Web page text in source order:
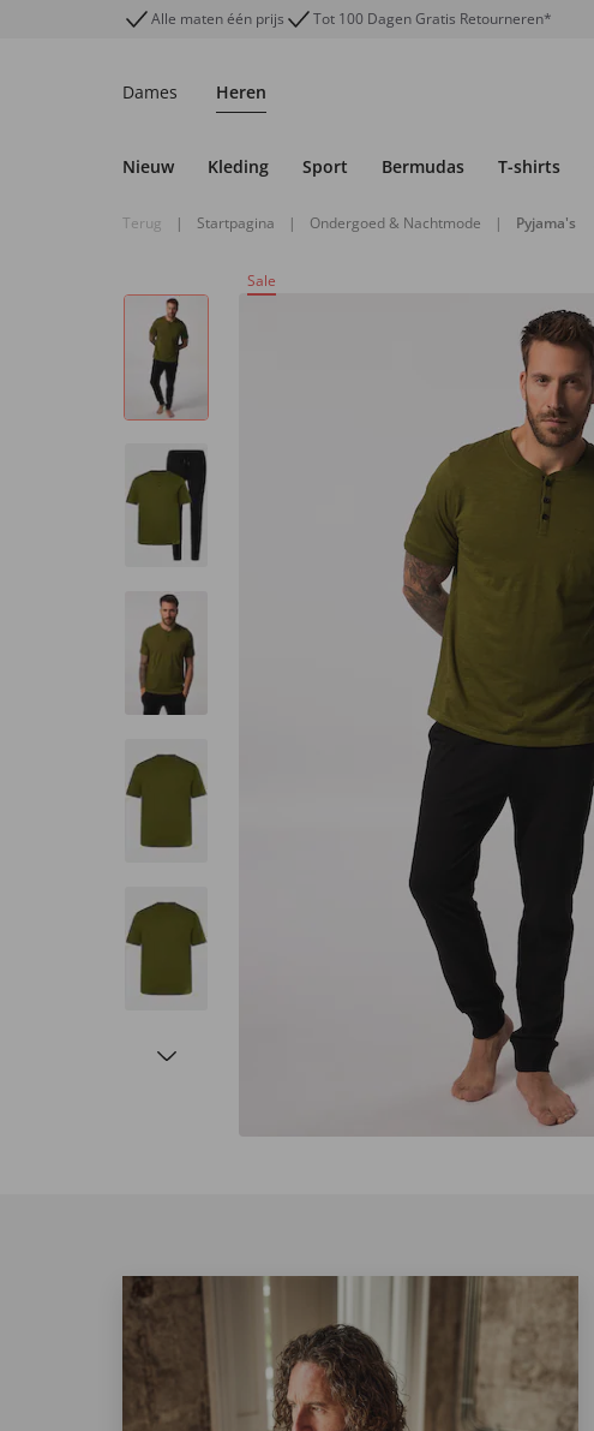
Alle maten één prijs Tot 100 Dagen Gratis Retourneren*
Dames Heren
Nieuw Kleding Sport Bermudas T-shirts
Terug | Startpagina | Ondergoed & Nachtmode | Pyjama's
Sale